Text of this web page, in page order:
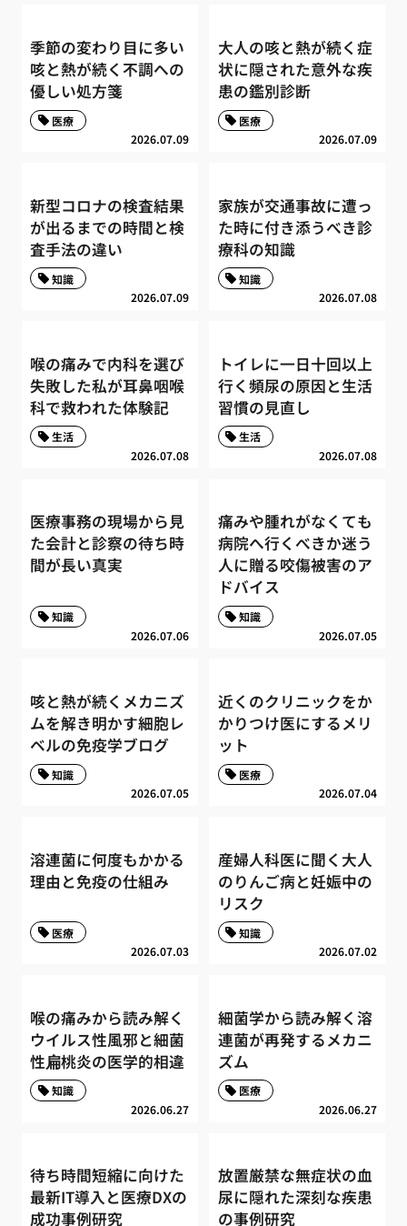
季節の変わり目に多い
咳と熱が続く不調への
優しい処方箋
2026.07.09
医療
大人の咳と熱が続く症
状に隠された意外な疾
患の鑑別診断
2026.07.09
医療
新型コロナの検査結果
が出るまでの時間と検
査手法の違い
2026.07.09
知識
家族が交通事故に遭っ
た時に付き添うべき診
療科の知識
2026.07.08
知識
喉の痛みで内科を選び
失敗した私が耳鼻咽喉
科で救われた体験記
2026.07.08
生活
トイレに一日十回以上
行く頻尿の原因と生活
習慣の見直し
2026.07.08
生活
医療事務の現場から見
た会計と診察の待ち時
間が長い真実
2026.07.06
知識
痛みや腫れがなくても
病院へ行くべきか迷う
人に贈る咬傷被害のア
ドバイス
2026.07.05
知識
咳と熱が続くメカニズ
ムを解き明かす細胞レ
ベルの免疫学ブログ
2026.07.05
知識
近くのクリニックをか
かりつけ医にするメリ
ット
2026.07.04
医療
溶連菌に何度もかかる
理由と免疫の仕組み
2026.07.03
医療
産婦人科医に聞く大人
のりんご病と妊娠中の
リスク
2026.07.02
知識
喉の痛みから読み解く
ウイルス性風邪と細菌
性扁桃炎の医学的相違
2026.06.27
知識
細菌学から読み解く溶
連菌が再発するメカニ
ズム
2026.06.27
医療
待ち時間短縮に向けた
最新IT導入と医療DXの
成功事例研究
放置厳禁な無症状の血
尿に隠れた深刻な疾患
の事例研究